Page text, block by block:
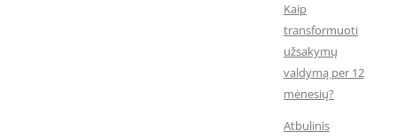
Kaip
transformuoti
užsakymų
valdymą per 12
mėnesių?
Atbulinis